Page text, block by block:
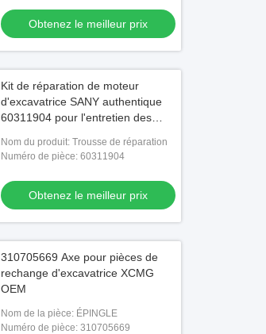
Obtenez le meilleur prix
Kit de réparation de moteur
d'excavatrice SANY authentique
60311904 pour l'entretien des
Nom du produit: Trousse de réparation
Numéro de pièce: 60311904
Obtenez le meilleur prix
310705669 Axe pour pièces de
rechange d'excavatrice XCMG
OEM
Nom de la pièce: ÉPINGLE
Numéro de pièce: 310705669